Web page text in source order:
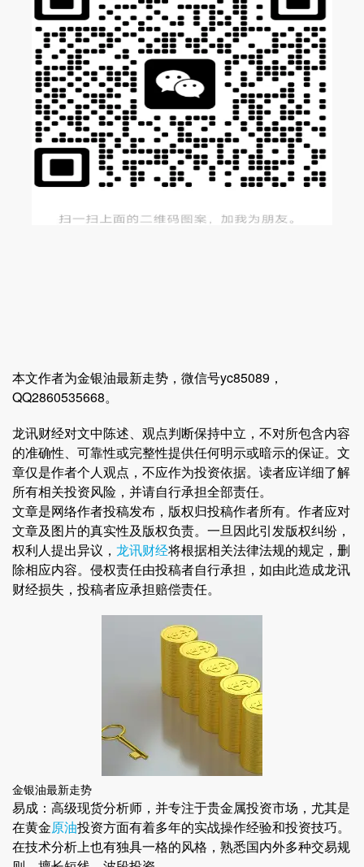
本文作者为金银油最新走势，微信号yc85089，
QQ2860535668。
龙讯财经对文中陈述、观点判断保持中立，不对所包含内容
的准确性、可靠性或完整性提供任何明示或暗示的保证。文
章仅是作者个人观点，不应作为投资依据。读者应详细了解
所有相关投资风险，并请自行承担全部责任。
文章是网络作者投稿发布，版权归投稿作者所有。作者应对
文章及图片的真实性及版权负责。一旦因此引发版权纠纷，
权利人提出异议， 龙讯财经将根据相关法律法规的规定，删
除相应内容。侵权责任由投稿者自行承担，如由此造成龙讯
财经损失，投稿者应承担赔偿责任。
金银油最新走势
易成：高级现货分析师，并专注于贵金属投资市场，尤其是
在黄金原油投资方面有着多年的实战操作经验和投资技巧。
在技术分析上也有独具一格的风格，熟悉国内外多种交易规